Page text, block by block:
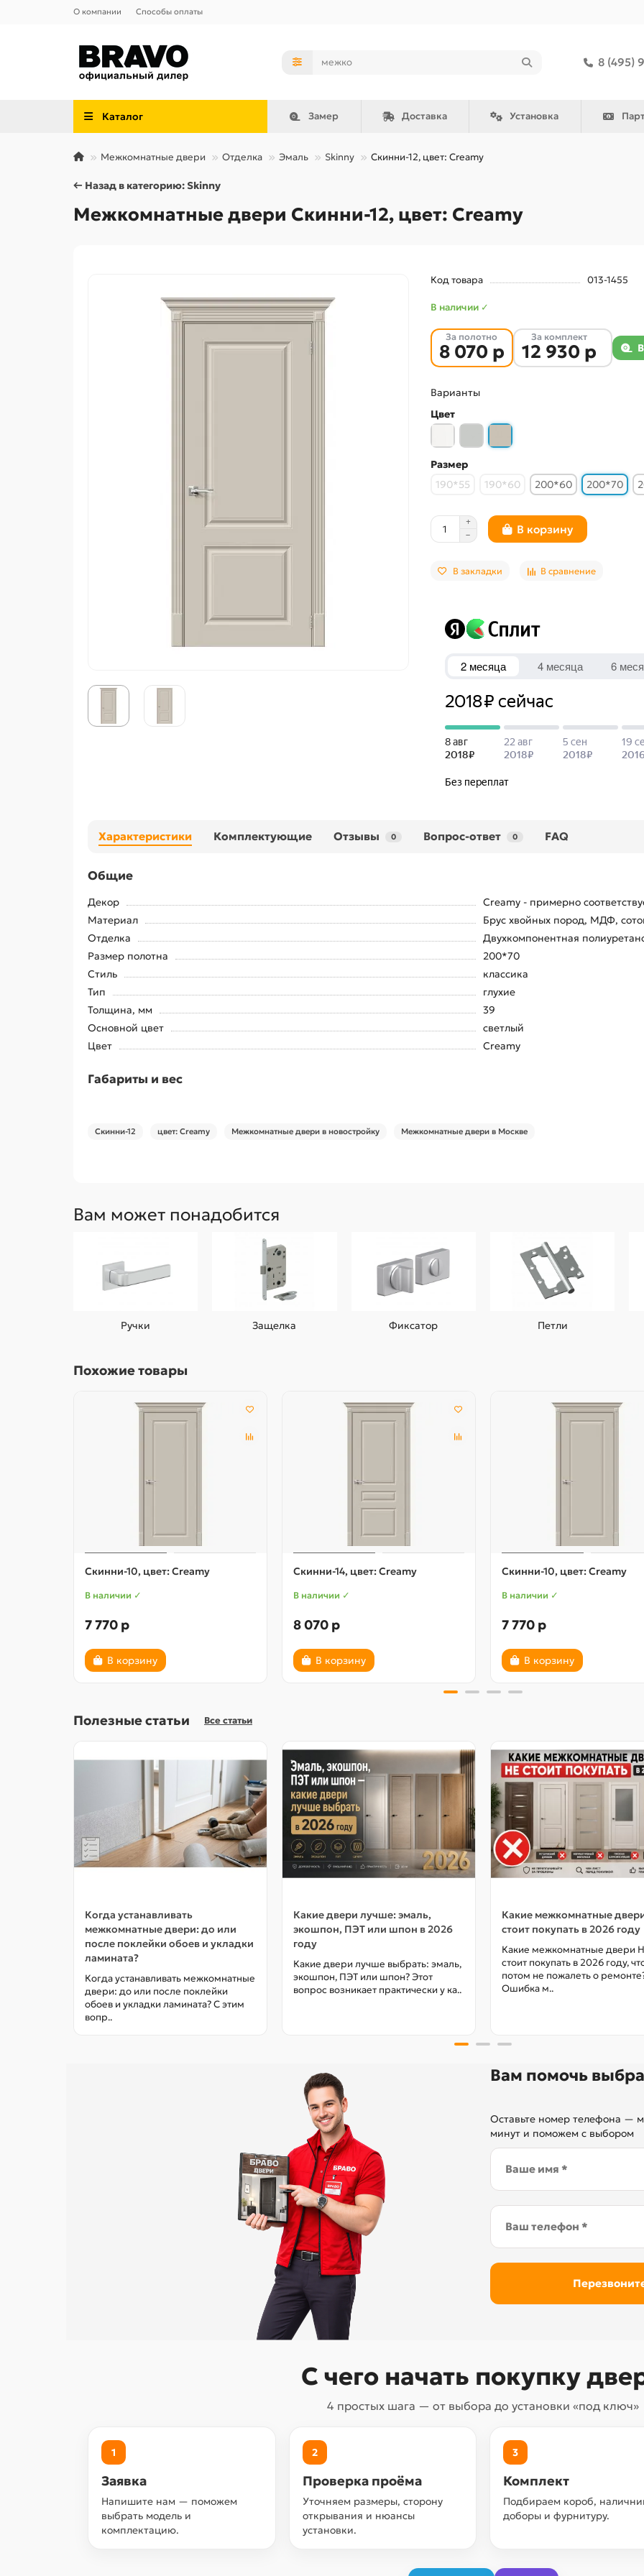
О компании Способы оплаты
8 (495)
Каталог Замер Доставка Установка
Межкомнатные двери Отделка Эмаль Skinny Скинни-12, цвет: Creamy
← Назад в категорию: Skinny
Межкомнатные двери Скинни-12, цвет: Creamy
Код товара 013-1455
В наличии ✓
За полотно
8 070 р
За комплект
12 930 р
Варианты
Цвет
Размер
190*55
190*60 200*60 200*70
В корзину
В закладки В сравнение
Характеристики Комплектующие Отзывы 0 Вопрос-ответ 0 FAQ
Общие
Декор
Creamy - примерно
Материал
Брус хвойных пород, МДФ,
Отделка
Двухкомпонентная
Размер полотна
200*70
Стиль
классика
Тип
глухие
Толщина, мм
39
Основной цвет
светлый
Цвет
Creamy
Габариты и вес
Скинни-12 цвет: Creamy Межкомнатные двери в новостройку Межкомнатные двери в Москве
Вам может понадобится
Ручки Защелка Фиксатор Петли
Похожие товары
Скинни-10, цвет: Creamy
В наличии ✓
7 770 р
В корзину
Скинни-14, цвет: Creamy
В наличии ✓
8 070 р
В корзину
Скинни-10, цвет: Creamy
В наличии ✓
7 770 р
В корзину
Полезные статьи Все статьи
Когда устанавливать
межкомнатные двери: до или
после поклейки обоев и укладки
ламината?
Когда устанавливать межкомнатные
двери: до или после поклейки
обоев и укладки ламината? С этим
вопр..
Какие двери лучше: эмаль,
экошпон, ПЭТ или шпон в 2026
году
Какие двери лучше выбрать: эмаль,
экошпон, ПЭТ или шпон? Этот
вопрос возникает практически у ка..
Какие межкомнатные
стоит покупать в 2026 году
Какие межкомнатные двери
стоит покупать в 2026 году,
потом не пожалеть о
Ошибка м..
Вам помочь
Оставьте номер телефона —
минут и поможем с выбором
С чего начать покупку
4 простых шага — от выбора до установки «под ключ»
1
Заявка
Напишите нам — поможем
выбрать модель и
комплектацию.
2
Проверка проёма
Уточняем размеры, сторону
открывания и нюансы
установки.
3
Комплект
Подбираем короб,
доборы и фурнитуру.